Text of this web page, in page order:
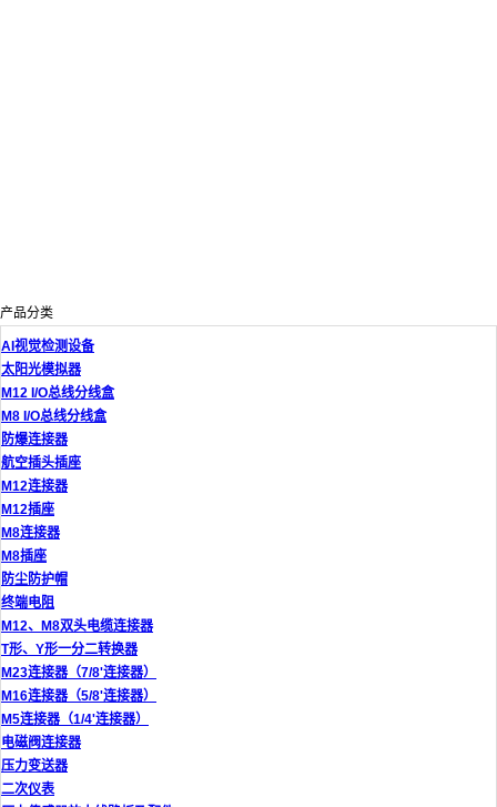
产品分类
AI视觉检测设备
太阳光模拟器
M12 I/O总线分线盒
M8 I/O总线分线盒
防爆连接器
航空插头插座
M12连接器
M12插座
M8连接器
M8插座
防尘防护帽
终端电阻
M12、M8双头电缆连接器
T形、Y形一分二转换器
M23连接器（7/8'连接器）
M16连接器（5/8'连接器）
M5连接器（1/4'连接器）
电磁阀连接器
压力变送器
二次仪表